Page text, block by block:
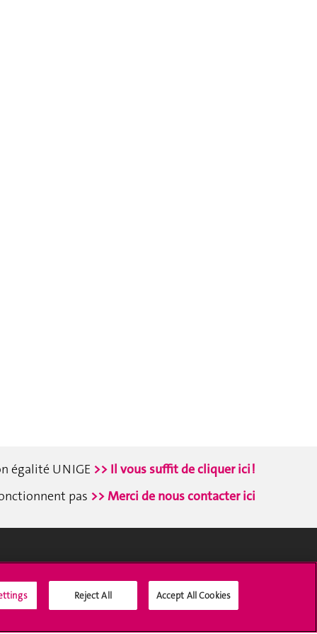
égalité UNIGE >> Il vous suffit de cliquer ici !
pas >> Merci de nous contacter ici
Reject All Accept All Cookies